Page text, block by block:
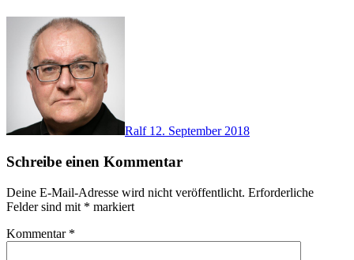
Ralf 12. September 2018
Schreibe einen Kommentar
Deine E-Mail-Adresse wird nicht veröffentlicht. Erforderliche
Felder sind mit * markiert
Kommentar *